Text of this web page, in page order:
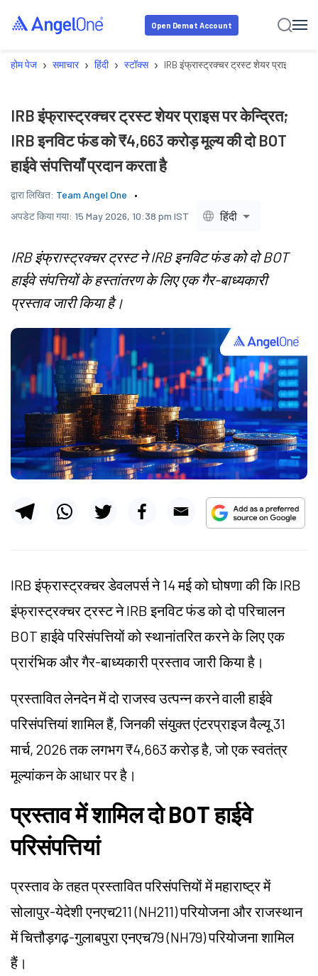
Open Demat Account
होम पेज › समाचार › हिंदी › स्टॉक्स › IRB इंफ्रास्ट्रक्चर ट्रस्ट शेयर प्राइस पर
IRB इंफ्रास्ट्रक्चर ट्रस्ट शेयर प्राइस पर केन्द्रित;
IRB इनविट फंड को ₹4,663 करोड़ मूल्य की दो BOT
हाईवे संपत्तियाँ प्रदान करता है
द्वारा लिखित: Team Angel One
अपडेट किया गया: 15 May 2026, 10:38 pm IST हिंदी
IRB इंफ्रास्ट्रक्चर ट्रस्ट ने IRB इनविट फंड को दो BOT
हाईवे संपत्तियों के हस्तांतरण के लिए एक गैर-बाध्यकारी
प्रस्ताव जारी किया है।
IRB इंफ्रास्ट्रक्चर डेवलपर्स ने 14 मई को घोषणा की कि IRB
इंफ्रास्ट्रक्चर ट्रस्ट ने IRB इनविट फंड को दो परिचालन
BOT हाईवे परिसंपत्तियों को स्थानांतरित करने के लिए एक
प्रारंभिक और गैर-बाध्यकारी प्रस्ताव जारी किया है।
प्रस्तावित लेनदेन में दो राजस्व उत्पन्न करने वाली हाईवे
परिसंपत्तियां शामिल हैं, जिनकी संयुक्त एंटरप्राइज वैल्यू 31
मार्च, 2026 तक लगभग ₹4,663 करोड़ है, जो एक स्वतंत्र
मूल्यांकन के आधार पर है।
प्रस्ताव में शामिल दो BOT हाईवे
परिसंपत्तियां
प्रस्ताव के तहत प्रस्तावित परिसंपत्तियों में महाराष्ट्र में
सोलापुर-येदेशी एनएच211 (NH211) परियोजना और राजस्थान
में चित्तौड़गढ़-गुलाबपुरा एनएच79 (NH79) परियोजना शामिल
हैं।